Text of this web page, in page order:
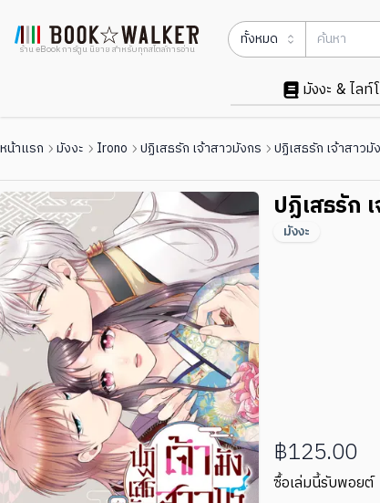
ร้าน eBook การ์ตูน นิยาย สำหรับทุกสไตล์การอ่าน
ทั้งหมด
มังงะ & ไลท์
หน้าแรก มังงะ Irono ปฏิเสธรัก เจ้าสาวมังกร ปฏิเสธรัก เจ้าสาวมั
ปฏิเสธรัก
มังงะ
฿125.00
ซื้อเล่มนี้รับพอยต์